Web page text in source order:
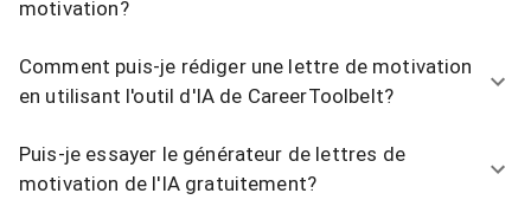
motivation?
Comment puis-je rédiger une lettre de motivation
en utilisant l'outil d'IA de CareerToolbelt?
Puis-je essayer le générateur de lettres de
motivation de l'IA gratuitement?